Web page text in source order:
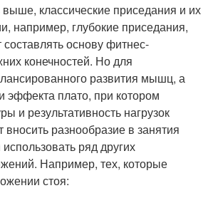
выше, классические приседания и их
например, глубокие приседания,
составлять основу фитнес-
конечностей. Но для
развития мышц, а
эффекта плато, при котором
и результативность нагрузок
вносить разнообразие в занятия
ряд других
Например, тех, которые
стоя: